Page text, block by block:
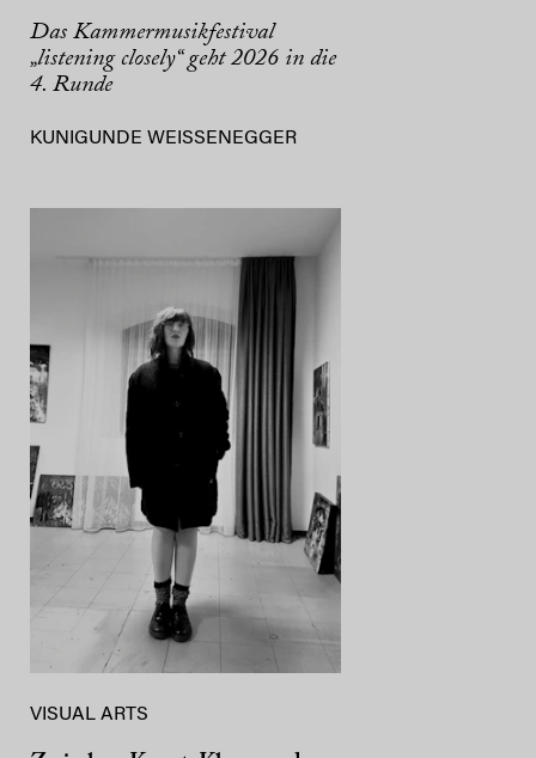
Das Kammermusikfestival
„listening closely“ geht 2026 in die
4. Runde
KUNIGUNDE WEISSENEGGER
VISUAL ARTS